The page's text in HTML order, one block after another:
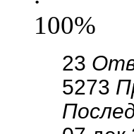
100%
23
5273